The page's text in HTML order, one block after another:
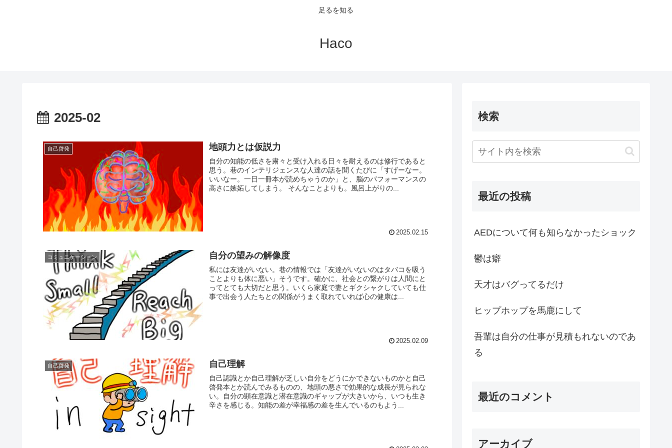
足るを知る
Haco
2025-02
自己啓発 地頭力とは仮説力
自分の知能の低さを粛々と受け入れる日々を耐えるのは修行であると
思う。巷のインテリジェンスな人達の話を聞くたびに「すげーなー。
いいなー。一日一冊本が読めちゃうのか」と、脳のパフォーマンスの
高さに嫉妬してしまう。 そんなことよりも。風呂上がりの...
2025.02.15
コミュニケーション 自分の望みの解像度
私には友達がいない。巷の情報では「友達がいないのはタバコを吸う
ことよりも体に悪い」そうです。確かに、社会との繋がりは人間にと
ってとても大切だと思う。いくら家庭で妻とギクシャクしていても仕
事で出会う人たちとの関係がうまく取れていれば心の健康は...
2025.02.09
自己啓発 自己理解
自己認識とか自己理解が乏しい自分をどうにかできないものかと自己
啓発本とか読んでみるものの、地頭の悪さで効果的な成長が見られな
い。自分の顕在意識と潜在意識のギャップが大きいから、いつも生き
辛さを感じる。知能の差が幸福感の差を生んでいるのもよう...
検索
最近の投稿
AEDについて何も知らなかったショック
鬱は癖
天才はバグってるだけ
ヒップホップを馬鹿にして
吾輩は自分の仕事が見積もれないのであ
る
最近のコメント
アーカイブ